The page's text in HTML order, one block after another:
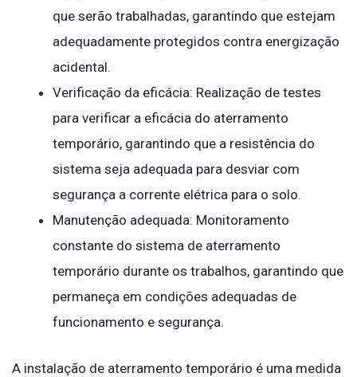
que serão trabalhadas, garantindo que estejam
adequadamente protegidos contra energização
acidental.
Verificação da eficácia: Realização de testes
para verificar a eficácia do aterramento
temporário, garantindo que a resistência do
sistema seja adequada para desviar com
segurança a corrente elétrica para o solo.
Manutenção adequada: Monitoramento
constante do sistema de aterramento
temporário durante os trabalhos, garantindo que
permaneça em condições adequadas de
funcionamento e segurança.
A instalação de aterramento temporário é uma medida